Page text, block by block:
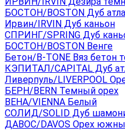
БОСТОН/BOSTON Дуб
Ирвин/IRVIN Дуб каньон
СПРИНГ/SPRING Дуб
БОСТОН/BOSTON Венге
Бетон/B-TONE Вяз бетон
КЭПИТАЛ/CAPITAL Дуб
Ливерпуль/LIVERPOOL
БЕРН/BERN Темный орех
ВЕНА/VIENNA Белый
СОЛИД/SOLID Дуб
ДАВОС/DAVOS Орех